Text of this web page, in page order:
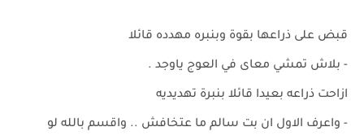
قبض على ذراعها بقوة وبنبره مهدده قائلا
- بلاش تمشي معاى في العوج ياوجد .
ازاحت ذراعه بعيدا قائلا بنبرة تهديديه
- واعرف الاول ان بت سالم ما عتخافش .. واقسم بالله لو